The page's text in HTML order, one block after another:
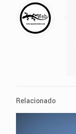
Relacionado